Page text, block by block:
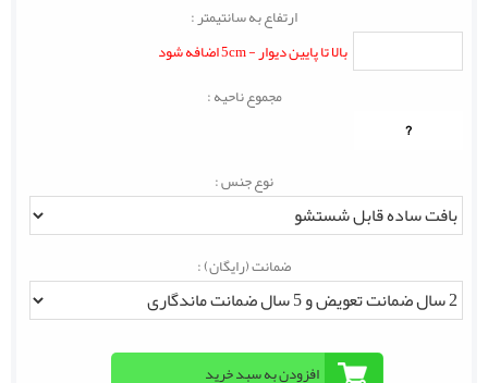
ارتفاع به سانتیمتر :
بالا تا پایین دیوار - 5cm اضافه شود
مجموع ناحیه :
?
نوع جنس :
ضمانت (رایگان) :